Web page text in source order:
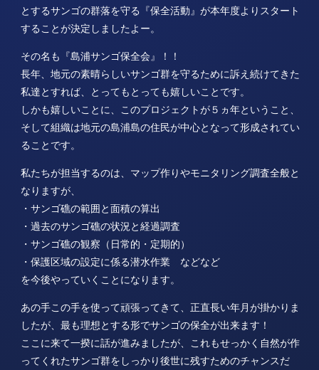
とするサンゴの群落を守る『保全活動』が本年度よりスタート
することが決定しましたよー。
その名も『島浦サンゴ保全会』！！
長年、地元の素晴らしいサンゴ群を守るために訴え続けてきた
私達とすれば、とってもとっても嬉しいことです。
しかも嬉しいことに、このプロジェクトが５ヵ年ということ、
そして組織は地元の島浦島の住民が中心となって形成されてい
ることです。
私たちが担当するのは、マップ作りやモニタリング調査全般と
なりますが、
・サンゴ礁の範囲と面積の算出
・過去のサンゴ礁の状況と経過調査
・サンゴ礁の観察（日常的・定期的）
・保護区域の設定に係る潜水作業 などなど
を今後やっていくことになります。
あの手この手を使って頑張ってきて、正直長い年月が掛かりま
したが、最も理想とする形でサンゴの保全が出来ます！
ここに来て一揆に話が進みましたが、これもせっかく自然が作
ってくれたサンゴ群をしっかり後世に残すためのチャンスだ